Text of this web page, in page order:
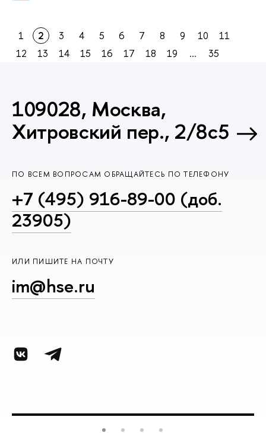
1 2 3 4 5 6 7 8 9 10
11
12
13 14 15 16 17 18 19 ... 35
109028, Москва,
Хитровский пер., 2/8с5
ПО ВСЕМ ВОПРОСАМ ОБРАЩАЙТЕСЬ ПО ТЕЛЕФОНУ
+7 (495) 916-89-00 (доб.
23905)
ИЛИ ПИШИТЕ НА ПОЧТУ
im@hse.ru